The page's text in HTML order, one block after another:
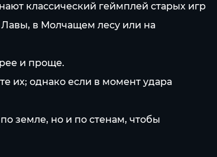
классический геймплей старых игр
в Молчащем лесу или на
и проще.
их; однако если в момент удара
земле, но и по стенам, чтобы